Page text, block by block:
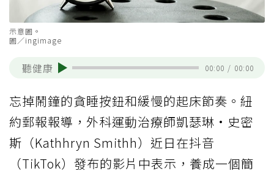
示意圖。
圖／ingimage
聽健康 00:00 / 00:00
忘掉鬧鐘的貪睡按鈕和緩慢的起床節奏。紐
約郵報報導，外科運動治療師凱瑟琳·史密
斯（Kathhryn Smithh）近日在抖音
（TikTok）發布的影片中表示，養成一個簡